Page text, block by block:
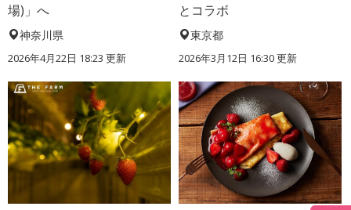
場)」へ
神奈川県
2026年4月22日 18:23 更新
とコラボ
東京都
2026年3月12日 16:30 更新